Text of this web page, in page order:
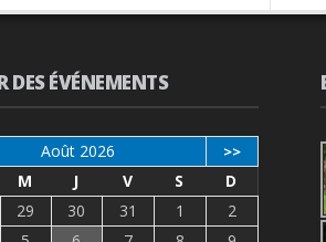
DES ÉVÉNEMENTS
Août 2026 >>
M J V S
D
29 30 31 1
2